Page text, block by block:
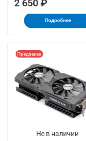
2 650 ₽
Подробнее
Не в наличии
Предзаказ